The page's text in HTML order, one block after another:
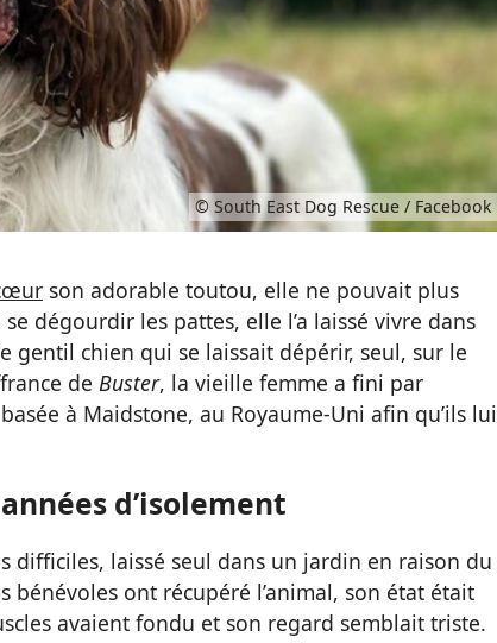
© South East Dog Rescue / Facebook
son adorable toutou, elle ne pouvait plus
dégourdir les pattes, elle l’a laissé vivre dans
gentil chien qui se laissait dépérir, seul, sur le
de Buster, la vieille femme a fini par
à Maidstone, au Royaume-Uni afin qu’ils lui
d’isolement
difficiles, laissé seul dans un jardin en raison du
bénévoles ont récupéré l’animal, son état était
avaient fondu et son regard semblait triste.